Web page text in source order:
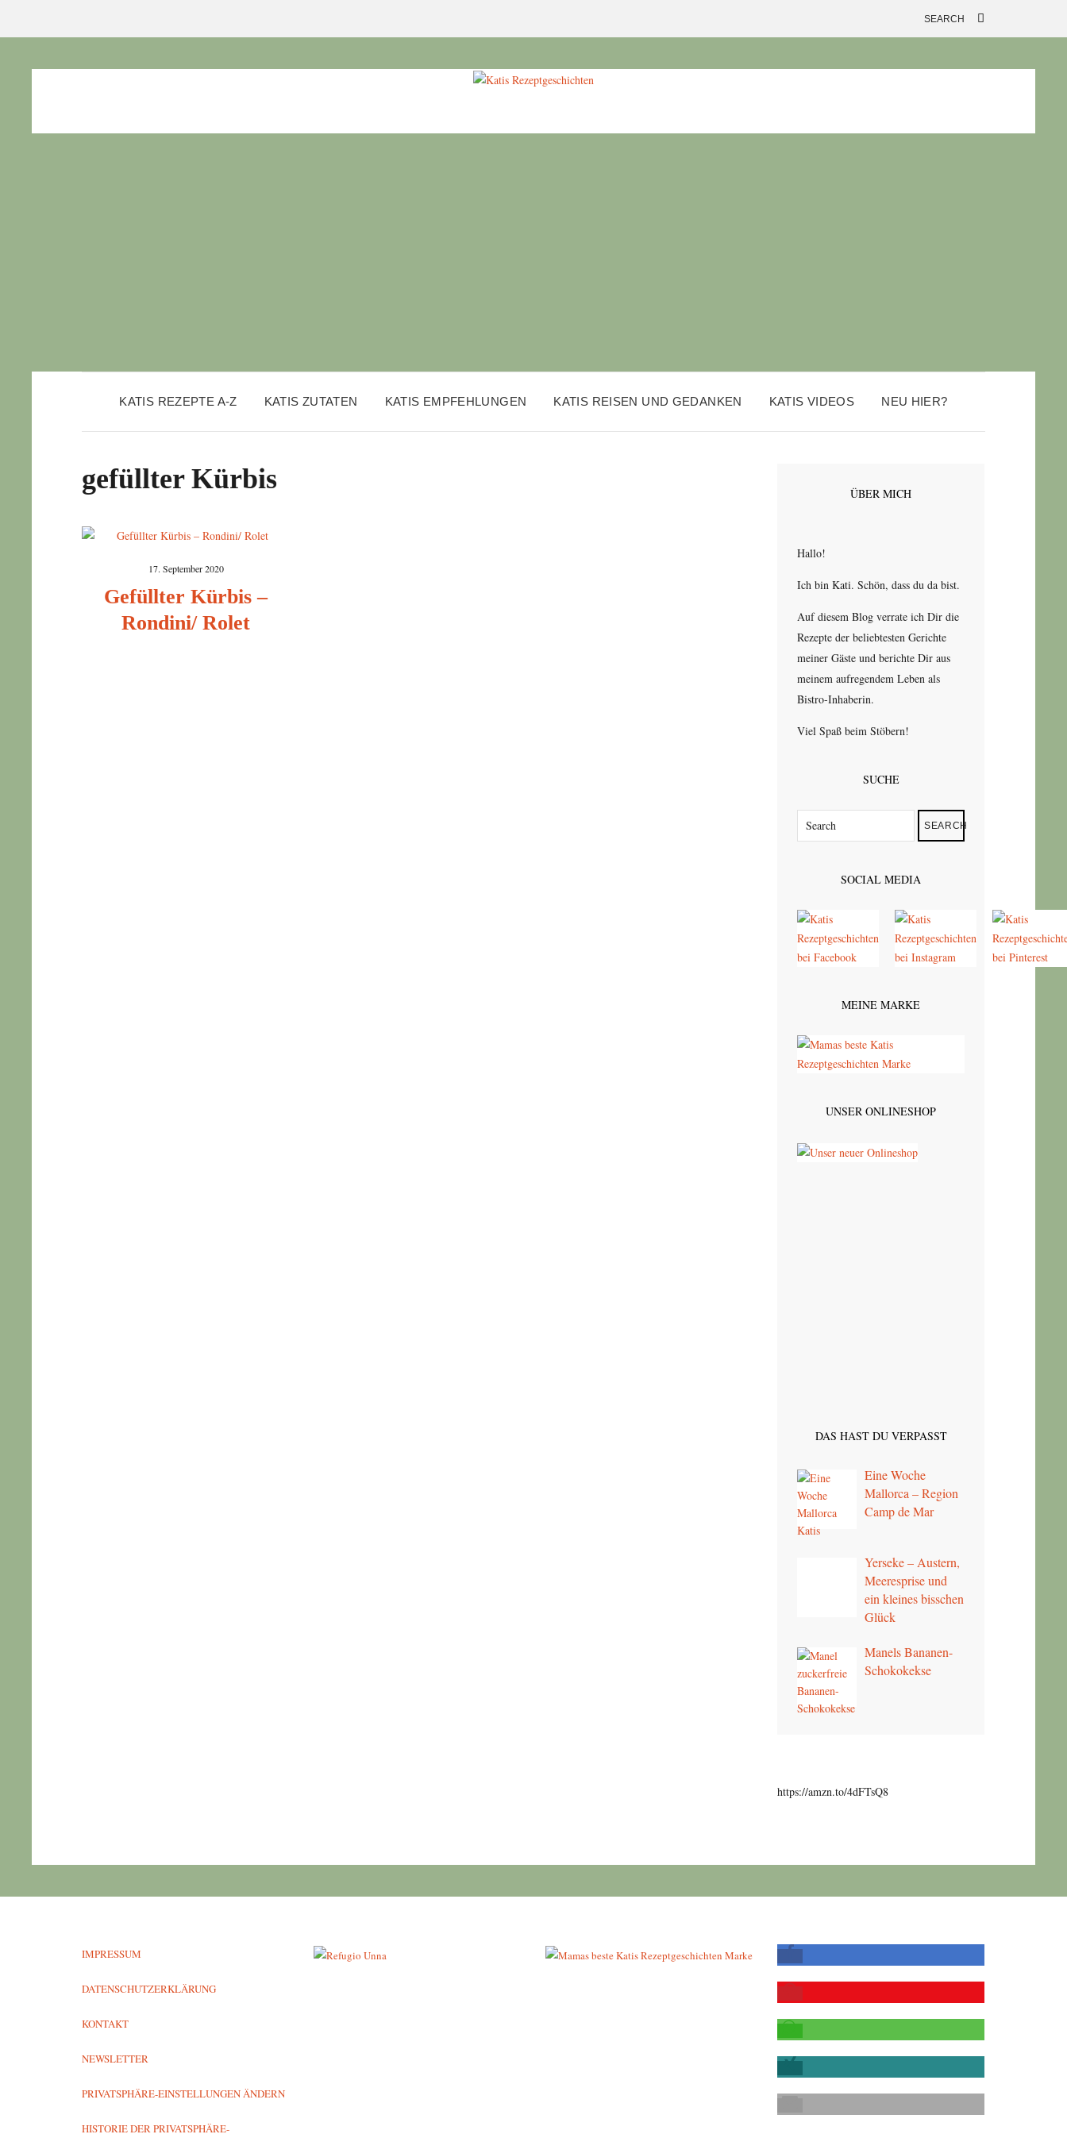
KATIS REZEPTE A-Z KATIS ZUTATEN KATIS EMPFEHLUNGEN KATIS REISEN UND GEDANKEN KATIS VIDEOS NEU HIER?
gefüllter Kürbis
17. September 2020
Gefüllter Kürbis –
Rondini/ Rolet
ÜBER MICH
Hallo!
Ich bin Kati. Schön, dass du da bist.
Auf diesem Blog verrate ich Dir die
Rezepte der beliebtesten Gerichte
meiner Gäste und berichte Dir aus
meinem aufregendem Leben als
Bistro-Inhaberin.
Viel Spaß beim Stöbern!
SUCHE
SEARCH
SOCIAL MEDIA
MEINE MARKE
UNSER ONLINESHOP
DAS HAST DU VERPASST
Eine Woche
Mallorca – Region
Camp de Mar
Yerseke – Austern,
Meeresprise und
ein kleines bisschen
Glück
Manels Bananen-
Schokokekse
https://amzn.to/4dFTsQ8
IMPRESSUM
DATENSCHUTZERKLÄRUNG
KONTAKT
NEWSLETTER
PRIVATSPHÄRE-EINSTELLUNGEN ÄNDERN
HISTORIE DER PRIVATSPHÄRE-